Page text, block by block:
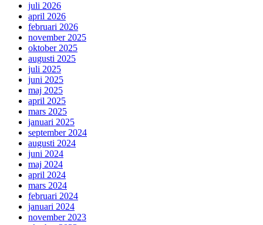
juli 2026
april 2026
februari 2026
november 2025
oktober 2025
augusti 2025
juli 2025
juni 2025
maj 2025
april 2025
mars 2025
januari 2025
september 2024
augusti 2024
juni 2024
maj 2024
april 2024
mars 2024
februari 2024
januari 2024
november 2023